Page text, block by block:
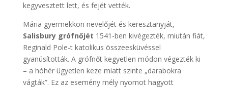
kegyvesztett lett, és fejét vették.
Mária gyermekkori nevelőjét és keresztanyját,
Salisbury grófnőjét 1541-ben kivégezték, miután fiát,
Reginald Pole-t katolikus összeesküvéssel
gyanúsították. A grófnőt kegyetlen módon végezték ki
– a hóhér ügyetlen keze miatt szinte „darabokra
vágták”. Ez az esemény mély nyomot hagyott